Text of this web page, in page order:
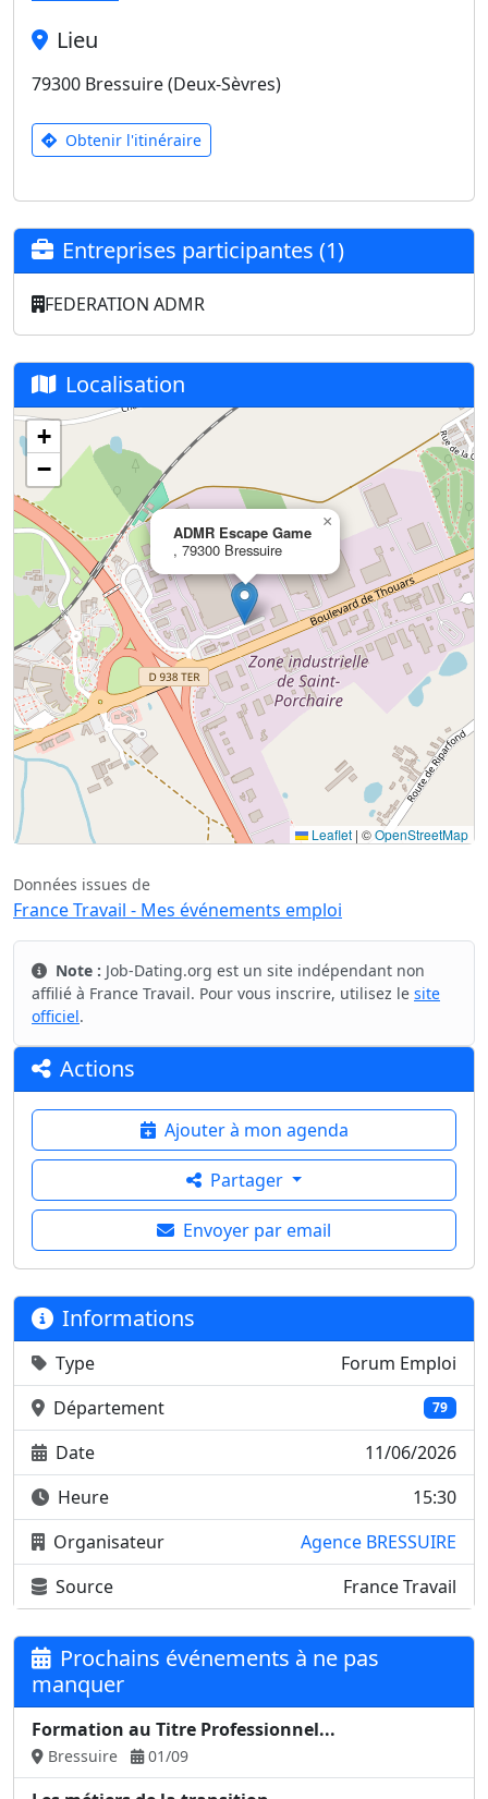
Lieu
79300 Bressuire (Deux-Sèvres)
Obtenir l'itinéraire
Entreprises participantes (1)
FEDERATION ADMR
Localisation
ADMR Escape Game
, 79300 Bressuire
×
+
−
Leaflet | ©OpenStreetMap
Données issues de
France Travail - Mes événements emploi
Note : Job-Dating.org est un site indépendant non
affilié à France Travail. Pour vous inscrire, utilisez le site
officiel.
Actions
Ajouter à mon agenda
Partager
Envoyer par email
Informations
Type
Forum Emploi
Département
79
Date
11/06/2026
Heure
15:30
Organisateur
Agence BRESSUIRE
Source
France Travail
Prochains événements à ne pas
manquer
Formation au Titre Professionnel...
Bressuire 01/09